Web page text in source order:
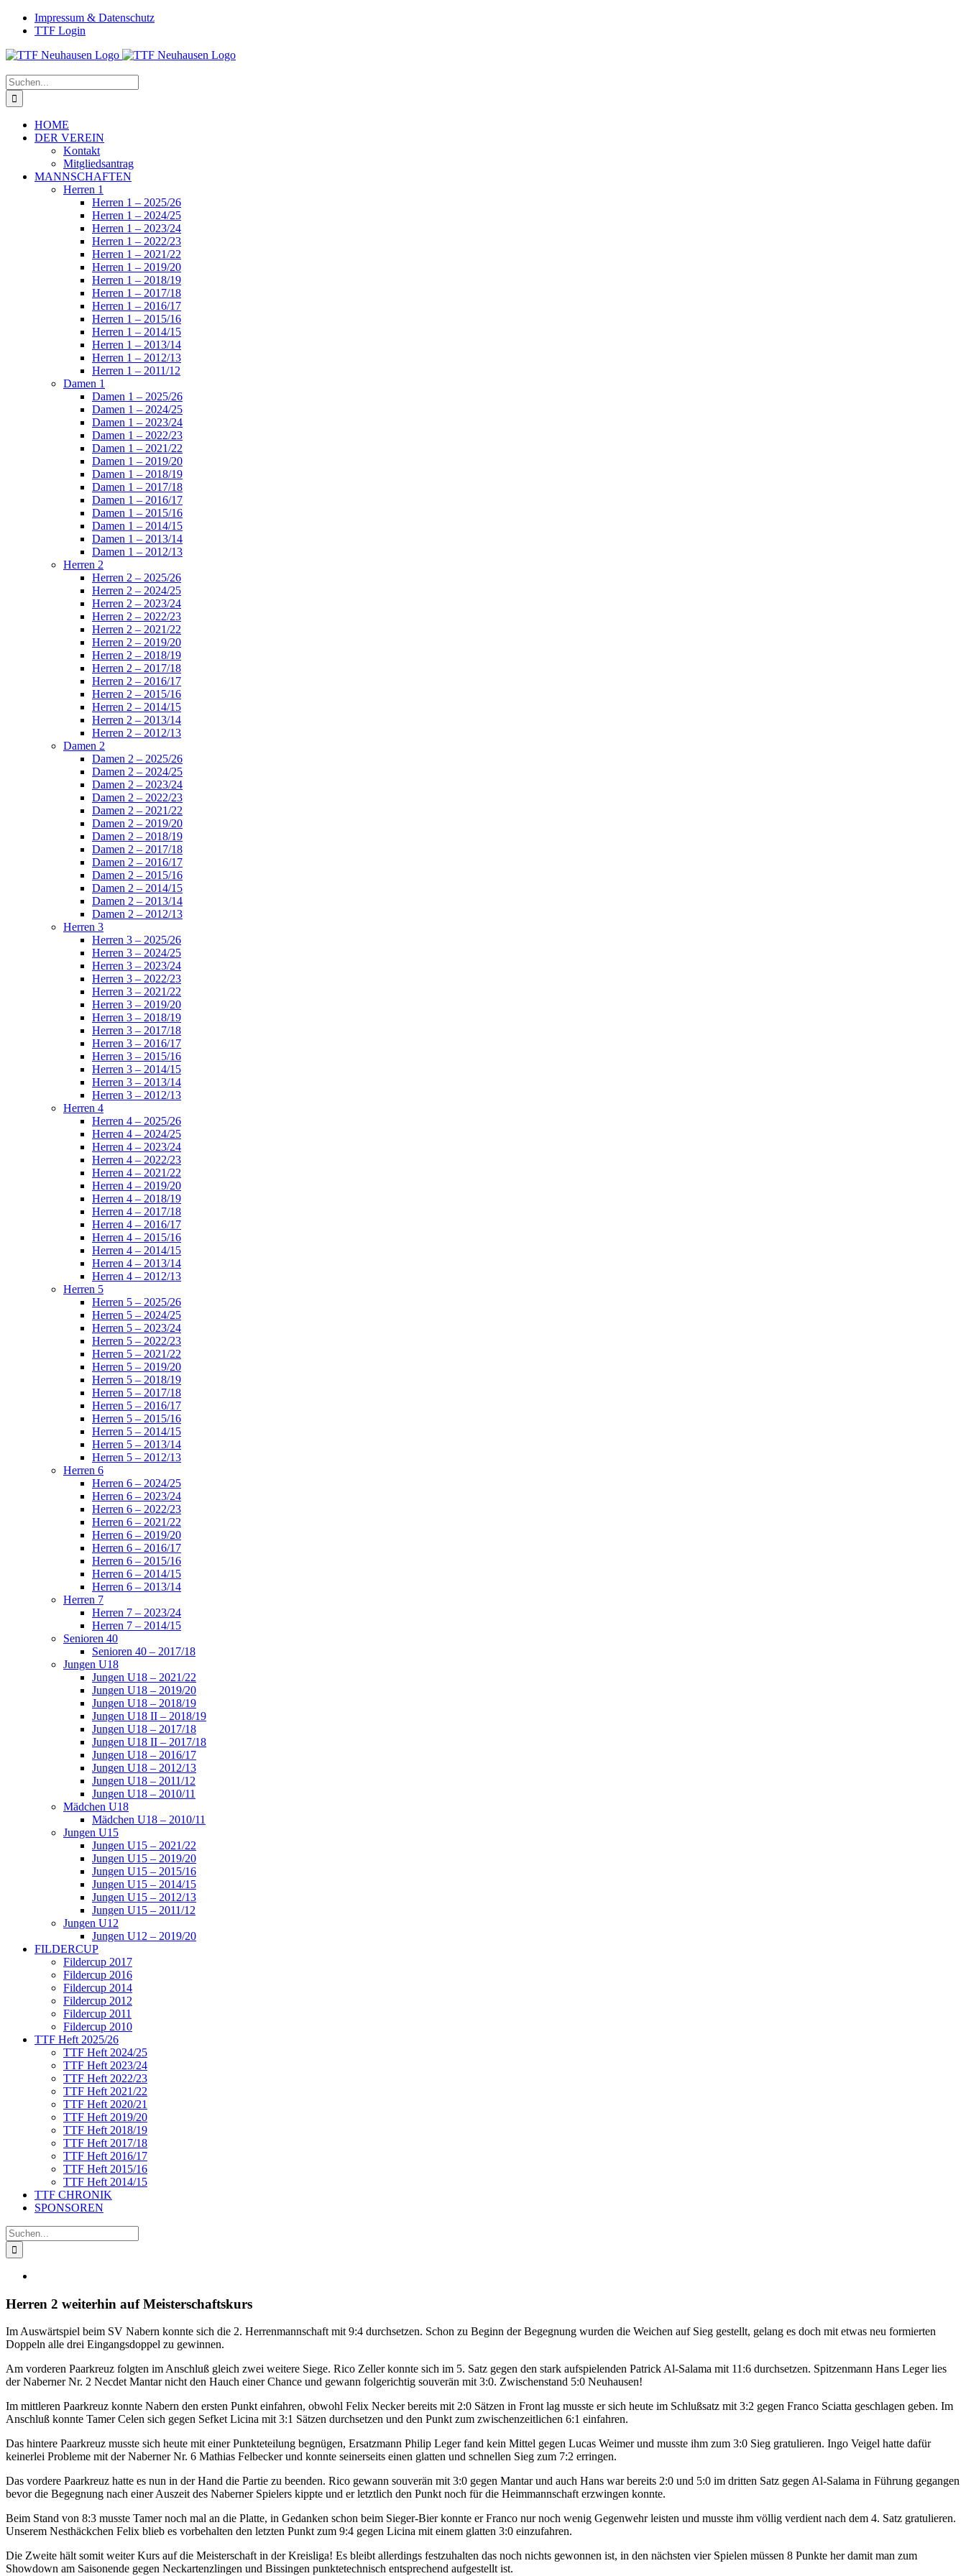
Zum
Inhalt
Facebook
InstagramImpressum & Datenschutz
TTF Login
Suche
nach:
HOME
DER VEREIN
Kontakt
Mitgliedsantrag
MANNSCHAFTEN
Herren 1
Herren 1 – 2025/26
Herren 1 – 2024/25
Herren 1 – 2023/24
Herren 1 – 2022/23
Herren 1 – 2021/22
Herren 1 – 2019/20
Herren 1 – 2018/19
Herren 1 – 2017/18
Herren 1 – 2016/17
Herren 1 – 2015/16
Herren 1 – 2014/15
Herren 1 – 2013/14
Herren 1 – 2012/13
Herren 1 – 2011/12
Damen 1
Damen 1 – 2025/26
Damen 1 – 2024/25
Damen 1 – 2023/24
Damen 1 – 2022/23
Damen 1 – 2021/22
Damen 1 – 2019/20
Damen 1 – 2018/19
Damen 1 – 2017/18
Damen 1 – 2016/17
Damen 1 – 2015/16
Damen 1 – 2014/15
Damen 1 – 2013/14
Damen 1 – 2012/13
Herren 2
Herren 2 – 2025/26
Herren 2 – 2024/25
Herren 2 – 2023/24
Herren 2 – 2022/23
Herren 2 – 2021/22
Herren 2 – 2019/20
Herren 2 – 2018/19
Herren 2 – 2017/18
Herren 2 – 2016/17
Herren 2 – 2015/16
Herren 2 – 2014/15
Herren 2 – 2013/14
Herren 2 – 2012/13
Damen 2
Damen 2 – 2025/26
Damen 2 – 2024/25
Damen 2 – 2023/24
Damen 2 – 2022/23
Damen 2 – 2021/22
Damen 2 – 2019/20
Damen 2 – 2018/19
Damen 2 – 2017/18
Damen 2 – 2016/17
Damen 2 – 2015/16
Damen 2 – 2014/15
Damen 2 – 2013/14
Damen 2 – 2012/13
Herren 3
Herren 3 – 2025/26
Herren 3 – 2024/25
Herren 3 – 2023/24
Herren 3 – 2022/23
Herren 3 – 2021/22
Herren 3 – 2019/20
Herren 3 – 2018/19
Herren 3 – 2017/18
Herren 3 – 2016/17
Herren 3 – 2015/16
Herren 3 – 2014/15
Herren 3 – 2013/14
Herren 3 – 2012/13
Herren 4
Herren 4 – 2025/26
Herren 4 – 2024/25
Herren 4 – 2023/24
Herren 4 – 2022/23
Herren 4 – 2021/22
Herren 4 – 2019/20
Herren 4 – 2018/19
Herren 4 – 2017/18
Herren 4 – 2016/17
Herren 4 – 2015/16
Herren 4 – 2014/15
Herren 4 – 2013/14
Herren 4 – 2012/13
Herren 5
Herren 5 – 2025/26
Herren 5 – 2024/25
Herren 5 – 2023/24
Herren 5 – 2022/23
Herren 5 – 2021/22
Herren 5 – 2019/20
Herren 5 – 2018/19
Herren 5 – 2017/18
Herren 5 – 2016/17
Herren 5 – 2015/16
Herren 5 – 2014/15
Herren 5 – 2013/14
Herren 5 – 2012/13
Herren 6
Herren 6 – 2024/25
Herren 6 – 2023/24
Herren 6 – 2022/23
Herren 6 – 2021/22
Herren 6 – 2019/20
Herren 6 – 2016/17
Herren 6 – 2015/16
Herren 6 – 2014/15
Herren 6 – 2013/14
Herren 7
Herren 7 – 2023/24
Herren 7 – 2014/15
Senioren 40
Senioren 40 – 2017/18
Jungen U18
Jungen U18 – 2021/22
Jungen U18 – 2019/20
Jungen U18 – 2018/19
Jungen U18 II – 2018/19
Jungen U18 – 2017/18
Jungen U18 II – 2017/18
Jungen U18 – 2016/17
Jungen U18 – 2012/13
Jungen U18 – 2011/12
Jungen U18 – 2010/11
Mädchen U18
Mädchen U18 – 2010/11
Jungen U15
Jungen U15 – 2021/22
Jungen U15 – 2019/20
Jungen U15 – 2015/16
Jungen U15 – 2014/15
Jungen U15 – 2012/13
Jungen U15 – 2011/12
Jungen U12
Jungen U12 – 2019/20
FILDERCUP
Fildercup 2017
Fildercup 2016
Fildercup 2014
Fildercup 2012
Fildercup 2011
Fildercup 2010
TTF Heft 2025/26
TTF Heft 2024/25
TTF Heft 2023/24
TTF Heft 2022/23
TTF Heft 2021/22
TTF Heft 2020/21
TTF Heft 2019/20
TTF Heft 2018/19
TTF Heft 2017/18
TTF Heft 2016/17
TTF Heft 2015/16
TTF Heft 2014/15
TTF CHRONIK
SPONSOREN
Suche
nach:
Herren 2 weiterhin auf Meisterschaftskurs
Im Auswärtspiel beim SV Nabern konnte sich die 2. Herrenmannschaft mit 9:4 durchsetzen. Schon zu Beginn der Begegnung wurden die Weichen auf Sieg gestellt, gelang es doch mit etwas neu formierten
Doppeln alle drei Eingangsdoppel zu gewinnen.
Am vorderen Paarkreuz folgten im Anschluß gleich zwei weitere Siege. Rico Zeller konnte sich im 5. Satz gegen den stark aufspielenden Patrick Al-Salama mit 11:6 durchsetzen. Spitzenmann Hans Leger lies
der Naberner Nr. 2 Necdet Mantar nicht den Hauch einer Chance und gewann folgerichtig souverän mit 3:0. Zwischenstand 5:0 Neuhausen!
Im mittleren Paarkreuz konnte Nabern den ersten Punkt einfahren, obwohl Felix Necker bereits mit 2:0 Sätzen in Front lag musste er sich heute im Schlußsatz mit 3:2 gegen Franco Sciatta geschlagen geben. Im
Anschluß konnte Tamer Celen sich gegen Sefket Licina mit 3:1 Sätzen durchsetzen und den Punkt zum zwischenzeitlichen 6:1 einfahren.
Das hintere Paarkreuz musste sich heute mit einer Punkteteilung begnügen, Ersatzmann Philip Leger fand kein Mittel gegen Lucas Weimer und musste ihm zum 3:0 Sieg gratulieren. Ingo Veigel hatte dafür
keinerlei Probleme mit der Naberner Nr. 6 Mathias Felbecker und konnte seinerseits einen glatten und schnellen Sieg zum 7:2 erringen.
Das vordere Paarkreuz hatte es nun in der Hand die Partie zu beenden. Rico gewann souverän mit 3:0 gegen Mantar und auch Hans war bereits 2:0 und 5:0 im dritten Satz gegen Al-Salama in Führung gegangen
bevor die Begegnung nach einer Auszeit des Naberner Spielers kippte und er letztlich den Punkt noch für die Heimmannschaft erzwingen konnte.
Beim Stand von 8:3 musste Tamer noch mal an die Platte, in Gedanken schon beim Sieger-Bier konnte er Franco nur noch wenig Gegenwehr leisten und musste ihm völlig verdient nach dem 4. Satz gratulieren.
Unserem Nesthäckchen Felix blieb es vorbehalten den letzten Punkt zum 9:4 gegen Licina mit einem glatten 3:0 einzufahren.
Die Zweite hält somit weiter Kurs auf die Meisterschaft in der Kreisliga! Es bleibt allerdings festzuhalten das noch nichts gewonnen ist, in den nächsten vier Spielen müssen 8 Punkte her damit man zum
Showdown am Saisonende gegen Neckartenzlingen und Bissingen punktetechnisch entsprechend aufgestellt ist.